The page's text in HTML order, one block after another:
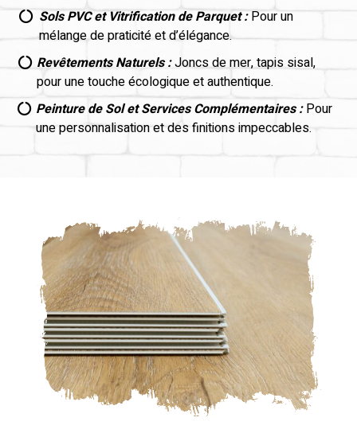
 Sols PVC et Vitrification de Parquet :Pour un
mélange de praticité et d’élégance.
 Revêtements Naturels :Joncs de mer, tapis sisal,
pour une touche écologique et authentique.
 Peinture de Sol et Services Complémentaires :Pour
une personnalisation et des finitions impeccables.